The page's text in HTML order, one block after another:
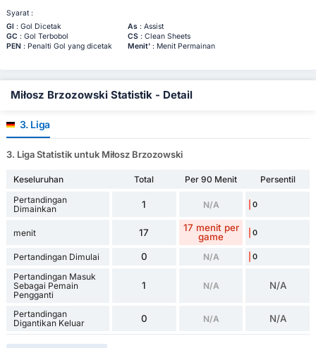
Syarat :
Gl : Gol Dicetak As: Assist
GC : Gol Terbobol CS: Clean Sheets
PEN: Penalti Gol yang dicetak Menit': Menit Permainan
Miłosz Brzozowski Statistik - Detail
3. Liga
3. Liga Statistik untuk Miłosz Brzozowski
Keseluruhan Total Per 90 Menit
Persentil
Pertandingan
Dimainkan
1 N/A 0
menit 17
17 menit per
game
0
Pertandingan Dimulai 0 N/A 0
Pertandingan Masuk
Sebagai Pemain
Pengganti
1 N/A N/A
Pertandingan
Digantikan Keluar
0 N/A N/A